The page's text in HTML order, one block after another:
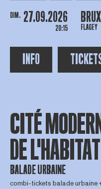
DIM. 27.09.2026
20:15 FLAGEY
INFO
CITÉ
DE
BALADE URBAINE
combi-tickets balade urbaine